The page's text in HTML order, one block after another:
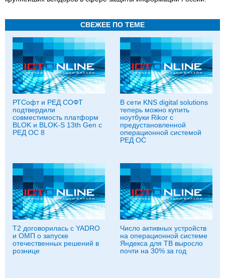
СВЕЖЕЕ ПО ТЕМЕ
РТСофт и РЕД СОФТ
подтвердили
совместимость платформ
BLOK и BLOK-S 13th Gen с
РЕД ОС 8
В сети KNS digital solutions
теперь можно купить
ноутбуки Rikor с
предустановленной
операционной системой
РЕД ОС
T2 договорилась с YADRO
и ОМП о запуске
отечественных решений в
рознице
Число активных устройств
на операционной системе
Яндекса для ТВ выросло
почти на 30% за год